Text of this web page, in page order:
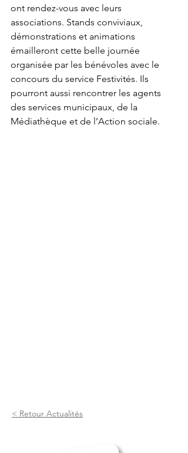
ont rendez-vous avec leurs
associations. Stands conviviaux,
démonstrations et animations
émailleront cette belle journée
organisée par les bénévoles avec le
concours du service Festivités. Ils
pourront aussi rencontrer les agents
des services municipaux, de la
Médiathèque et de l’Action sociale.
< Retour Actualités